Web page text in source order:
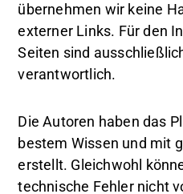
übernehmen wir keine
externer Links. Für den
Seiten sind
verantwortlich.
Die Autoren haben das
bestem Wissen und mit
erstellt. Gleichwohl
technische Fehler nicht